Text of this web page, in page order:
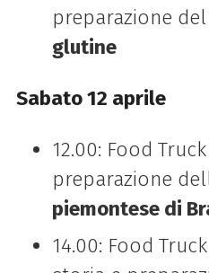
preparazione del
glutine
Sabato 12 aprile
12.00: Food
preparazione
piemontese di
14.00: Food